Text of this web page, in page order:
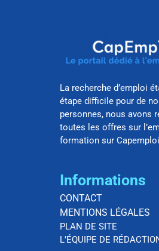
La recherche d’emploi
étape difficile pour de
personnes, nous avons
toutes les offres sur
formation sur
Informations
CONTACT
MENTIONS LÉGALES
PLAN DE SITE
L’ÉQUIPE DE